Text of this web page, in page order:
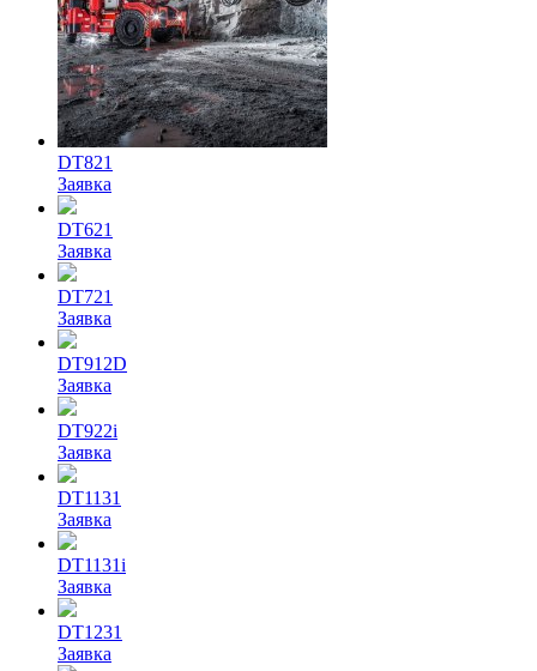
DT821
Заявка
DT621
Заявка
DT721
Заявка
DT912D
Заявка
DT922i
Заявка
DT1131
Заявка
DT1131i
Заявка
DT1231
Заявка